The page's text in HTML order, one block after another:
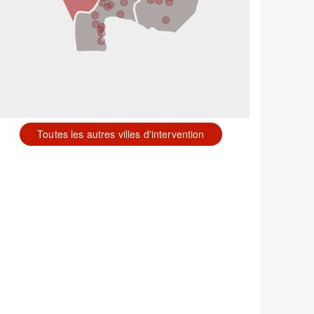
Toutes les autres villes d'intervention